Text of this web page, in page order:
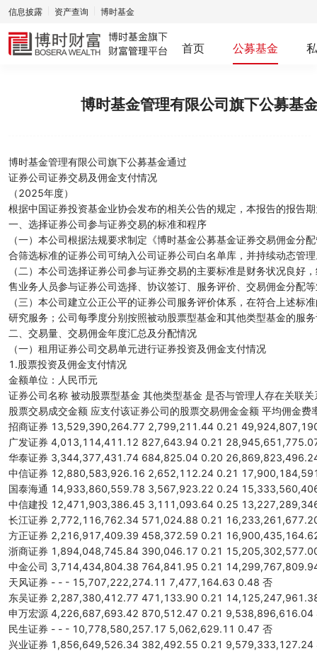
信息披露 资产查询 博时基金
首页 公募基金
博时基金管理有限公司旗下公募基
博时基金管理有限公司旗下公募基金通过
证券公司证券交易及佣金支付情况
（2025年度）
根据中国证券投资基金业协会发布的相关公告的规定，本报告的报
一、选择证券公司参与证券交易的标准和程序
（一）本公司根据法规要求制定《博时基金公募基金证券交易佣金
合筛选标准的证券公司可纳入公司证券公司白名单库，并持续动态管
（二）本公司选择证券公司参与证券交易的主要标准是财务状况良
售业务人员参与证券公司选择、协议签订、服务评价、交易佣金分配
（三）本公司建立公正公平的证券公司服务评价体系，在符合上述
研究服务；公司每季度分别按照被动股票型基金和其他类型基金的服
二、交易量、交易佣金年度汇总及分配情况
（一）租用证券公司交易单元进行证券投资及佣金支付情况
1.股票投资及佣金支付情况
金额单位：人民币元
证券公司名称 被动股票型基金 其他类型基金 是否与管理人存在关联关
股票交易成交金额 应支付该证券公司的股票交易佣金金额 平均佣金
招商证券 13,529,390,264.77 2,799,211.44 0.21
广发证券 4,013,114,411.12 827,643.94 0.21
华泰证券 3,344,377,431.74 684,825.04 0.20
中信证券 12,880,583,926.16 2,652,112.24 0.21
国泰海通 14,933,860,559.78 3,567,923.22 0.24
中信建投 12,471,903,386.45 3,111,093.64 0.25
长江证券 2,772,116,762.34 571,024.88 0.21
方正证券 2,216,917,409.39 458,372.59 0.21
浙商证券 1,894,048,745.84 390,046.17 0.21
中金公司 3,714,434,804.38 764,841.95 0.21
天风证券 - - - 15,707,222,274.11 7,477,164.63 0.48 否
东吴证券 2,287,380,412.77 471,133.90 0.21
申万宏源 4,226,687,693.42 870,512.47 0.21
民生证券 - - - 10,778,580,257.17 5,062,629.11 0.47 否
兴业证券 1,856,649,526.34 382,492.55 0.21